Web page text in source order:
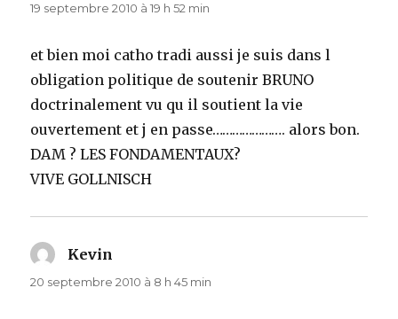
19 septembre 2010 à 19 h 52 min
et bien moi catho tradi aussi je suis dans l
obligation politique de soutenir BRUNO
doctrinalement vu qu il soutient la vie
ouvertement et j en passe…………………. alors bon.
DAM ? LES FONDAMENTAUX?
VIVE GOLLNISCH
Kevin
20 septembre 2010 à 8 h 45 min